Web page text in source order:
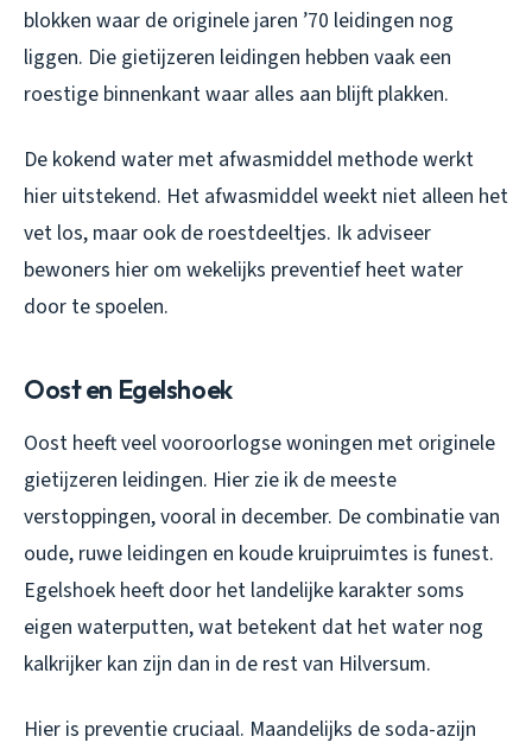
blokken waar de originele jaren ’70 leidingen nog
liggen. Die gietijzeren leidingen hebben vaak een
roestige binnenkant waar alles aan blijft plakken.
De kokend water met afwasmiddel methode werkt
hier uitstekend. Het afwasmiddel weekt niet alleen het
vet los, maar ook de roestdeeltjes. Ik adviseer
bewoners hier om wekelijks preventief heet water
door te spoelen.
Oost en Egelshoek
Oost heeft veel vooroorlogse woningen met originele
gietijzeren leidingen. Hier zie ik de meeste
verstoppingen, vooral in december. De combinatie van
oude, ruwe leidingen en koude kruipruimtes is funest.
Egelshoek heeft door het landelijke karakter soms
eigen waterputten, wat betekent dat het water nog
kalkrijker kan zijn dan in de rest van Hilversum.
Hier is preventie cruciaal. Maandelijks de soda-azijn